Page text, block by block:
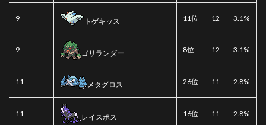
9 トゲキッス 11位 12 3.1%
9 ゴリランダー 8位 12 3.1%
11 メタグロス 26位 11 2.8%
11 レイスポス 16位 11 2.8%